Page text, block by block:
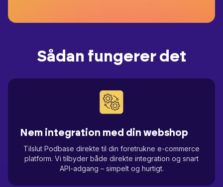
Sådan fungerer det
Nem integration med din webshop
Tilslut Podbase direkte til din foretrukne e-commerce
platform. Vi tilbyder både direkte integration og snart
API-adgang – simpelt og hurtigt.